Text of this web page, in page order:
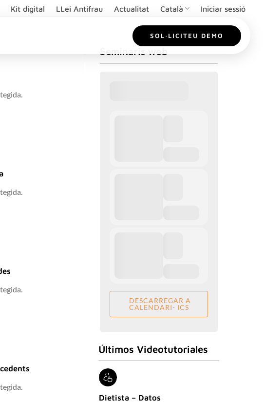
Kit digital LLei Antifrau Actualitat Català Iniciar sessió
SOL·LICITEU DEMO
Seminaris web
DESCARREGAR A
CALENDARI- ICS
Últimos Videotutoriales
Dietista – Datos